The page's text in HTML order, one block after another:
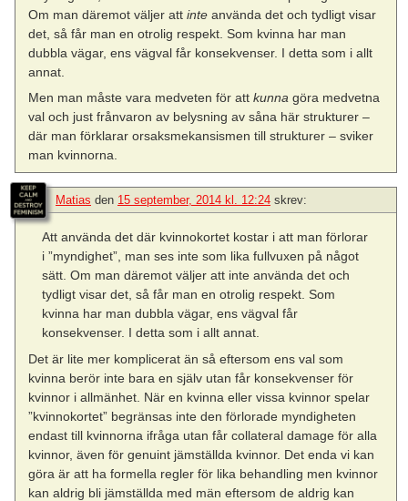
Om man däremot väljer attinte använda det och tydligt visar
det, så får man en otrolig respekt. Som kvinna har man
dubbla vägar, ens vägval får konsekvenser. I detta som i allt
annat.
Men man måste vara medveten för attkunna göra medvetna
val och just frånvaron av belysning av såna här strukturer –
där man förklarar orsaksmekansismen till strukturer – sviker
man kvinnorna.
Matias den 15 september, 2014 kl. 12:24 skrev:
Att använda det där kvinnokortet kostar i att man förlorar
i ”myndighet”, man ses inte som lika fullvuxen på något
sätt. Om man däremot väljer att inte använda det och
tydligt visar det, så får man en otrolig respekt. Som
kvinna har man dubbla vägar, ens vägval får
konsekvenser. I detta som i allt annat.
Det är lite mer komplicerat än så eftersom ens val som
kvinna berör inte bara en själv utan får konsekvenser för
kvinnor i allmänhet. När en kvinna eller vissa kvinnor spelar
”kvinnokortet” begränsas inte den förlorade myndigheten
endast till kvinnorna ifråga utan får collateral damage för alla
kvinnor, även för genuint jämställda kvinnor. Det enda vi kan
göra är att ha formella regler för lika behandling men kvinnor
kan aldrig bli jämställda med män eftersom de aldrig kan